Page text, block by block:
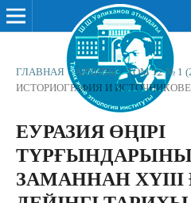
ГЛАВНАЯ / АРХИВЫ / ТОМ 12 № 1
ИСТОРИОГРАФИЯ И
ЕУРАЗИЯ ӨҢІРІ
ЗАМАННАН